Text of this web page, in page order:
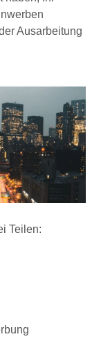
Ausarbeitung
Teilen: